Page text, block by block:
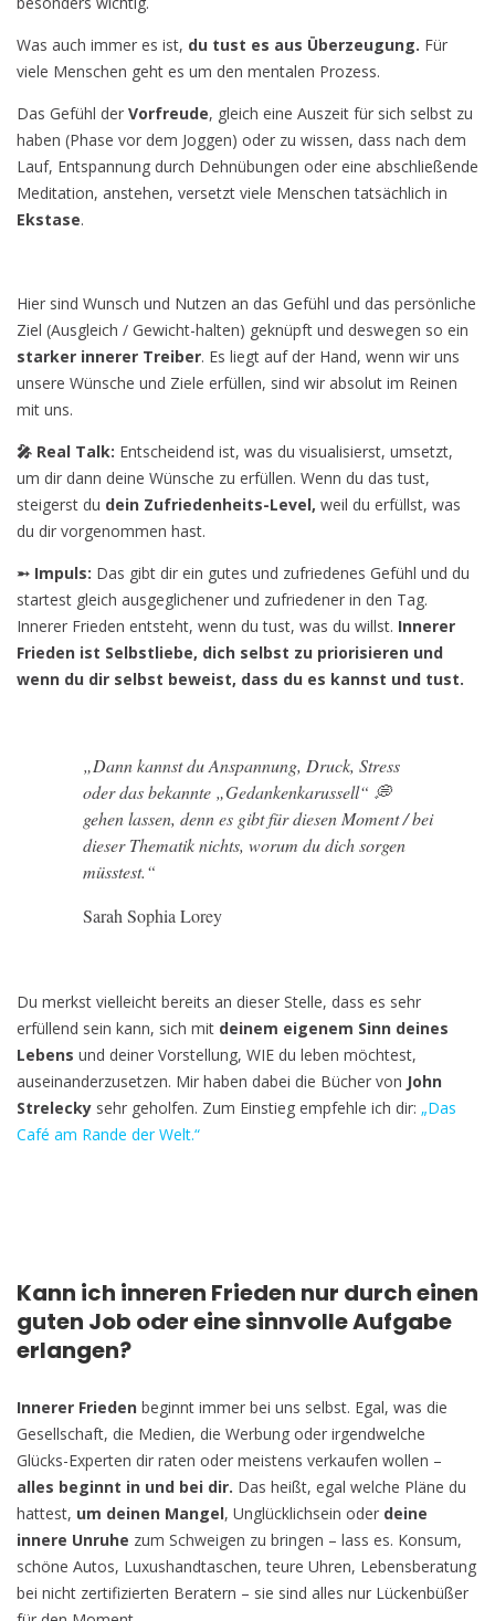
Was auch immer es ist, du tust es aus Überzeugung. Für
viele Menschen geht es um den mentalen Prozess.
Das Gefühl der Vorfreude, gleich eine Auszeit für sich selbst zu
haben (Phase vor dem Joggen) oder zu wissen, dass nach dem
Lauf, Entspannung durch Dehnübungen oder eine abschließende
Meditation, anstehen, versetzt viele Menschen tatsächlich in
Ekstase.
Hier sind Wunsch und Nutzen an das Gefühl und das persönliche
Ziel (Ausgleich / Gewicht-halten) geknüpft und deswegen so ein
starker innerer Treiber. Es liegt auf der Hand, wenn wir uns
unsere Wünsche und Ziele erfüllen, sind wir absolut im Reinen
mit uns.
🎤 Real Talk: Entscheidend ist, was du visualisierst, umsetzt,
um dir dann deine Wünsche zu erfüllen. Wenn du das tust,
steigerst du dein Zufriedenheits-Level, weil du erfüllst, was
du dir vorgenommen hast.
➵ Impuls: Das gibt dir ein gutes und zufriedenes Gefühl und du
startest gleich ausgeglichener und zufriedener in den Tag.
Innerer Frieden entsteht, wenn du tust, was du willst. Innerer
Frieden ist Selbstliebe, dich selbst zu priorisieren und
wenn du dir selbst beweist, dass du es kannst und tust.
„Dann kannst du Anspannung, Druck, Stress
oder das bekannte „Gedankenkarussell“ 💭
gehen lassen, denn es gibt für diesen Moment / bei
dieser Thematik nichts, worum du dich sorgen
müsstest.“
Sarah Sophia Lorey
Du merkst vielleicht bereits an dieser Stelle, dass es sehr
erfüllend sein kann, sich mit deinem eigenem Sinn deines
Lebens und deiner Vorstellung, WIE du leben möchtest,
auseinanderzusetzen. Mir haben dabei die Bücher von John
Strelecky sehr geholfen. Zum Einstieg empfehle ich dir: „Das
Café am Rande der Welt.“
Kann ich inneren Frieden nur durch einen
guten Job oder eine sinnvolle Aufgabe
erlangen?
Innerer Frieden beginnt immer bei uns selbst. Egal, was die
Gesellschaft, die Medien, die Werbung oder irgendwelche
Glücks-Experten dir raten oder meistens verkaufen wollen –
alles beginnt in und bei dir. Das heißt, egal welche Pläne du
hattest, um deinen Mangel, Unglücklichsein oder deine
innere Unruhe zum Schweigen zu bringen – lass es. Konsum,
schöne Autos, Luxushandtaschen, teure Uhren, Lebensberatung
bei nicht zertifizierten Beratern – sie sind alles nur Lückenbüßer